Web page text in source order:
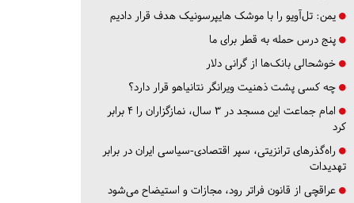
یمن: تل‌آویو را با موشک هایپرسونیک هدف قرار دادیم
پنج درس‌ حمله به قطر برای ما
خوشحالی بانک‌ها از گرانی دلار
چه کسی پشت ذهنیت ویرانگر نتانیاهو قرار دارد؟
امام جماعت این مسجد در ۳ سال، نمازگزاران را ۴ برابر
کرد
راه‌گذرهای ترانزیتی، سپر اقتصادی-سیاسی ایران در برابر
تهدیدات
عراقچی از قانون فراتر رود، مجازات و استیضاح می‌شود